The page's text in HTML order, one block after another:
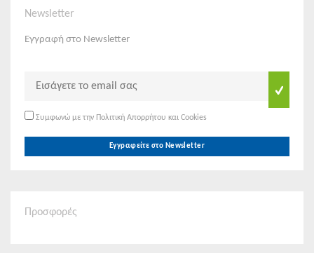
Newsletter
Εγγραφή στο Newsletter
Συμφωνώ με την Πολιτική Απορρήτου και Cookies
Εγγραφείτε στο Newsletter
Προσφορές